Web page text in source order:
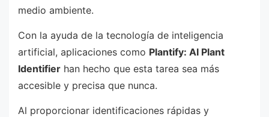
medio ambiente.
Con la ayuda de la tecnología de inteligencia
artificial, aplicaciones como Plantify: AI Plant
Identifier han hecho que esta tarea sea más
accesible y precisa que nunca.
Al proporcionar identificaciones rápidas y